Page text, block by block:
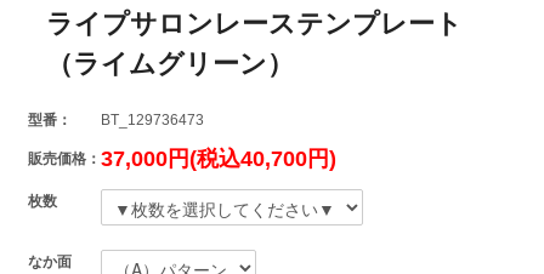
ライプサロンレーステンプレート
（ライムグリーン）
型番： BT_129736473
販売価格： 37,000円(税込40,700円)
枚数
なか面